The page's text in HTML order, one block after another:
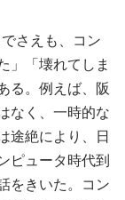
さえも、コン
」「壊れてしま
る。例えば、阪
なく、一時的な
途絶により、日
ピュータ時代到
をきいた。コン